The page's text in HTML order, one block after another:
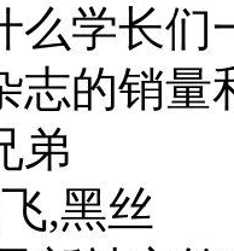
么学长们
志的销量
弟
,黑丝